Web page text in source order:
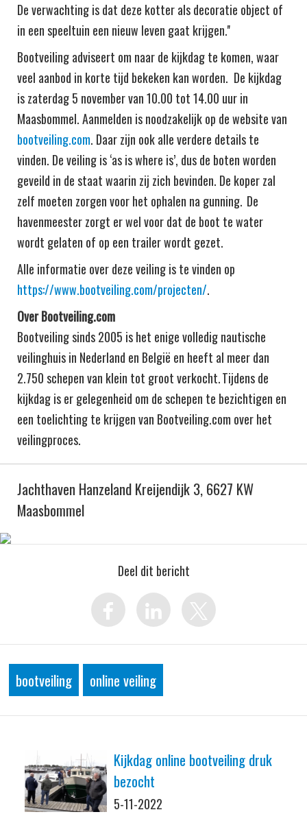
De verwachting is dat deze kotter als decoratie object of
in een speeltuin een nieuw leven gaat krijgen.''
Bootveiling adviseert om naar de kijkdag te komen, waar
veel aanbod in korte tijd bekeken kan worden. De kijkdag
is zaterdag 5 november van 10.00 tot 14.00 uur in
Maasbommel. Aanmelden is noodzakelijk op de website van
bootveiling.com. Daar zijn ook alle verdere details te
vinden. De veiling is ‘as is where is’, dus de boten worden
geveild in de staat waarin zij zich bevinden. De koper zal
zelf moeten zorgen voor het ophalen na gunning. De
havenmeester zorgt er wel voor dat de boot te water
wordt gelaten of op een trailer wordt gezet.
Alle informatie over deze veiling is te vinden op
https://www.bootveiling.com/projecten/.
Over Bootveiling.com
Bootveiling sinds 2005 is het enige volledig nautische
veilinghuis in Nederland en België en heeft al meer dan
2.750 schepen van klein tot groot verkocht. Tijdens de
kijkdag is er gelegenheid om de schepen te bezichtigen en
een toelichting te krijgen van Bootveiling.com over het
veilingproces.
Jachthaven Hanzeland Kreijendijk 3, 6627 KW
Maasbommel
Deel dit bericht
bootveiling online veiling
Kijkdag online bootveiling druk
bezocht
5-11-2022